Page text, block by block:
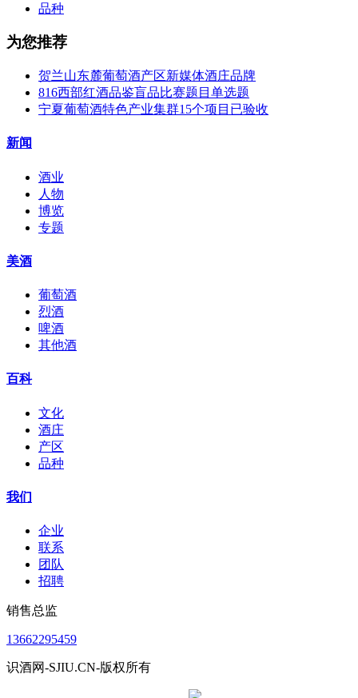
品种
为您推荐
贺兰山东麓葡萄酒产区新媒体酒庄品牌
816西部红酒品鉴盲品比赛题目单选题
宁夏葡萄酒特色产业集群15个项目已验收
新闻
酒业
人物
博览
专题
美酒
葡萄酒
烈酒
啤酒
其他酒
百科
文化
酒庄
产区
品种
我们
企业
联系
团队
招聘
销售总监
13662295459
识酒网-SJIU.CN-版权所有